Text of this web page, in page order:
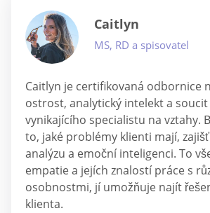
Caitlyn
MS, RD a spisovatel
Caitlyn je certifikovaná odbornice
ostrost, analytický intelekt a soucit
vynikajícího specialistu na vztahy.
to, jaké problémy klienti mají,
analýzu a emoční inteligenci. To
empatie a jejích znalostí práce s
osobnostmi, jí umožňuje najít
klienta.